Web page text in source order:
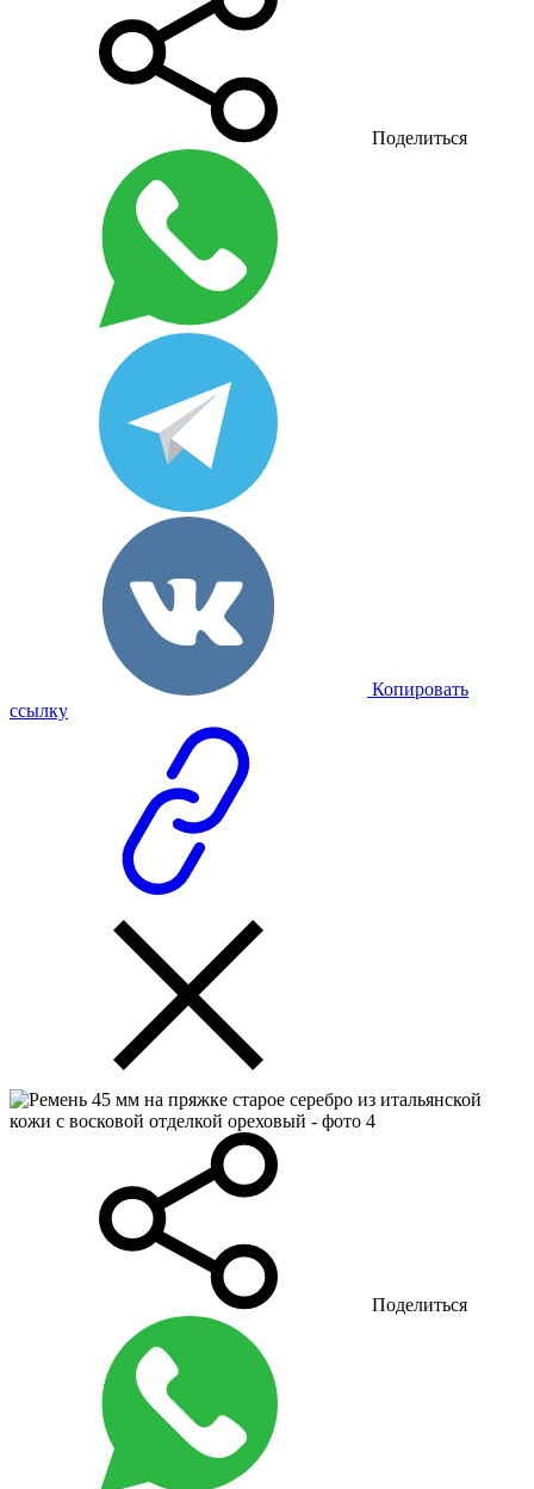
Поделиться
Копировать
ссылку
Поделиться